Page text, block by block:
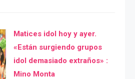
Matices idol hoy y ayer.
«Están surgiendo grupos
idol demasiado extraños» :
Mino Monta